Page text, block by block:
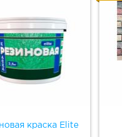
краска Elite